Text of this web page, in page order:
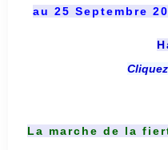
au 25 Septembre
Cliquez
La marche de la